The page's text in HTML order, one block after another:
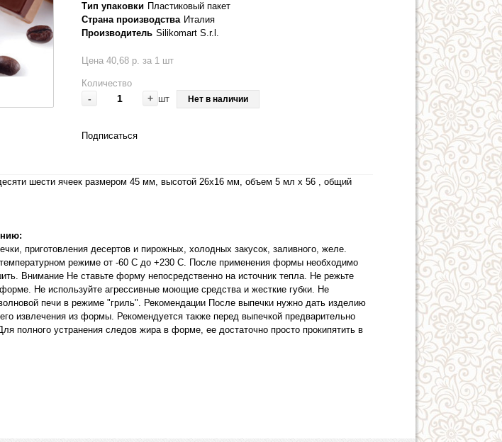
Тип упаковки Пластиковый пакет
Страна производства Италия
Производитель Silikomart S.r.l.
Цена 40,68 р. за 1 шт
Количество
- + шт Нет в наличии
Подписаться
шести ячеек размером 45 мм, высотой 26х16 мм, объем 5 мл x 56 , общий
приготовления десертов и пирожных, холодных закусок, заливного, желе.
режиме от -60 С до +230 С. После применения формы необходимо
Внимание Не ставьте форму непосредственно на источник тепла. Не режьте
Не используйте агрессивные моющие средства и жесткие губки. Не
печи в режиме "гриль". Рекомендации После выпечки нужно дать изделию
извлечения из формы. Рекомендуется также перед выпечкой предварительно
полного устранения следов жира в форме, ее достаточно просто прокипятить в